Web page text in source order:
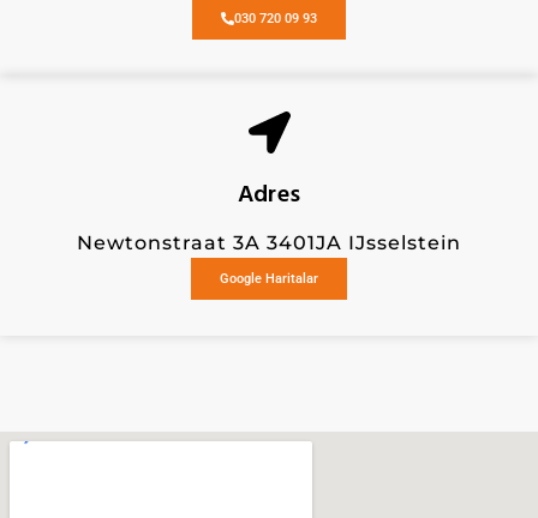
030 720 09 93
Adres
Newtonstraat 3A 3401JA IJsselstein
Google Haritalar